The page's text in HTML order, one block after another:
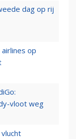
dag op rij
op
vloot weg